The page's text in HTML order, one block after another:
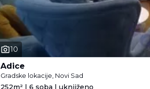
10
Adice
Gradske lokacije, Novi Sad
252m² | 6 soba | uknjiženo